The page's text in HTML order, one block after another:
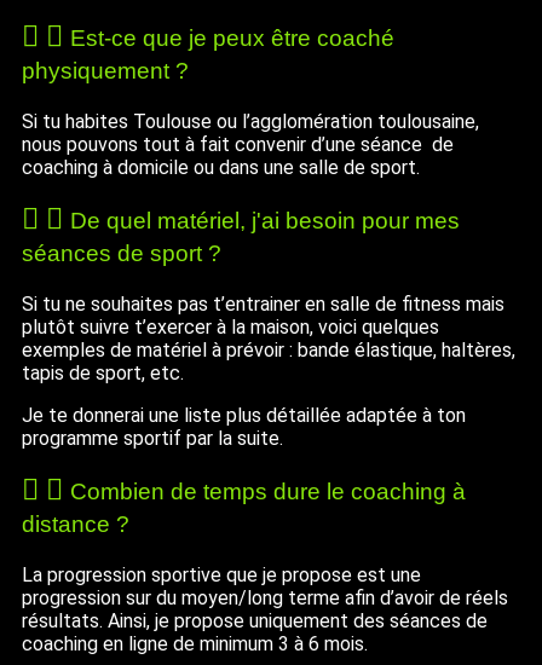
Est-ce que je peux être coaché
physiquement ?
Si tu habites Toulouse ou l’agglomération toulousaine,
nous pouvons tout à fait convenir d’une séance de
coaching à domicile ou dans une salle de sport.
De quel matériel, j'ai besoin pour mes
séances de sport ?
Si tu ne souhaites pas t’entrainer en salle de fitness mais
plutôt suivre t’exercer à la maison, voici quelques
exemples de matériel à prévoir : bande élastique, haltères,
tapis de sport, etc.
Je te donnerai une liste plus détaillée adaptée à ton
programme sportif par la suite.
Combien de temps dure le coaching à
distance ?
La progression sportive que je propose est une
progression sur du moyen/long terme afin d’avoir de réels
résultats. Ainsi, je propose uniquement des séances de
coaching en ligne de minimum 3 à 6 mois.